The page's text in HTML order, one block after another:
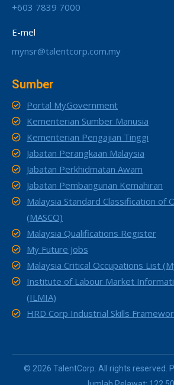
+603 7839 7000
E-mel
mynsr@talentcorp.com.my
Sumber
Portal MyGovernment
Kementerian Sumber Manusia
Kementerian Pengajian Tinggi
Jabatan Perangkaan Malaysia
Jabatan Perkhidmatan Awam
Jabatan Pembangunan Kemahiran
Malaysia Standard Classification of
(MASCO)
Malaysia Qualifications Register
My Future Jobs
Malaysia Critical Occupations List
Institute of Labour Market
(ILMIA)
HRD Corp Industrial Skills
© 2026 TalentCorp. All rights reserved.